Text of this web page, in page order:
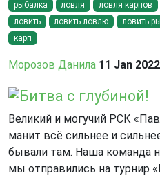
рыбалка ловля ловля карпов
ловить
ловить ловлю ловить
карп
Морозов Данила 11 Jan 2022
Битва с глубиной!
Великий и могучий РСК
манит всё сильнее и
бывали там. Наша команда
мы отправились на турнир